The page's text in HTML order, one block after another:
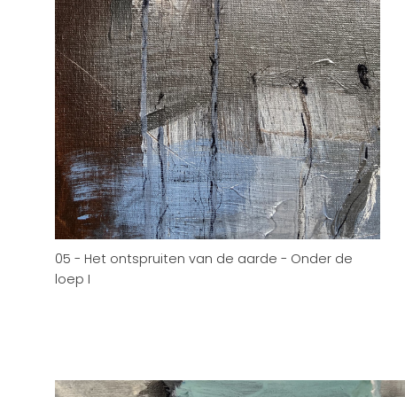
05 - Het ontspruiten van de aarde - Onder de
loep I